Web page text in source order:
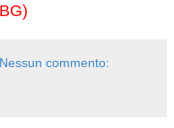
Nessun commento: